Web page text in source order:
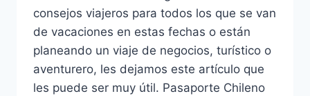
consejos viajeros para todos los que se van
de vacaciones en estas fechas o están
planeando un viaje de negocios, turístico o
aventurero, les dejamos este artículo que
les puede ser muy útil. Pasaporte Chileno